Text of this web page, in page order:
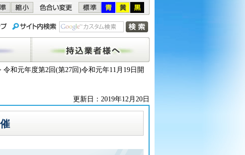
持込業者様へ
令和元年度第2回(第27回)令和元年11月19日開
更新日：2019年12月20日